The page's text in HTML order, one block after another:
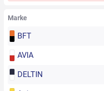
Marke
BFT
AVIA
DELTIN